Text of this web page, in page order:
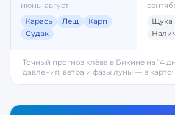
июнь–август
Карась
Лещ
Карп
Судак
Щука
Точный прогноз клёва в Бикине на 14
давления, ветра и фазы луны — в